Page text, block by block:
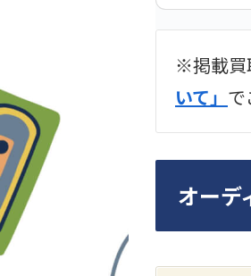
2024年
※掲載買
いて」 で
オー